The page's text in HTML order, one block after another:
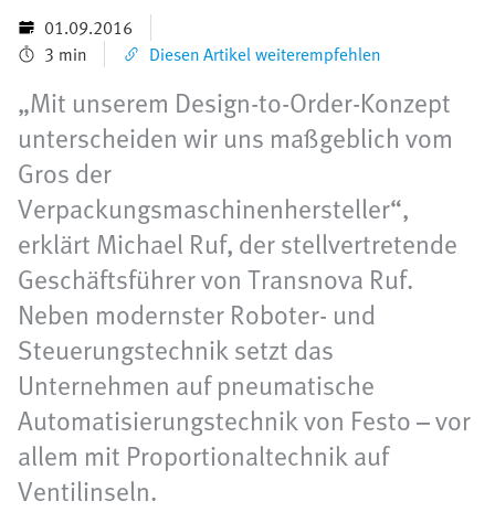
01.09.2016
3 min
Diesen Artikel weiterempfehlen
„Mit unserem Design-to-Order-Konzept
unterscheiden wir uns maßgeblich vom
Gros der
Verpackungsmaschinenhersteller“,
erklärt Michael Ruf, der stellvertretende
Geschäftsführer von Transnova Ruf.
Neben modernster Roboter- und
Steuerungstechnik setzt das
Unternehmen auf pneumatische
Automatisierungstechnik von Festo – vor
allem mit Proportionaltechnik auf
Ventilinseln.